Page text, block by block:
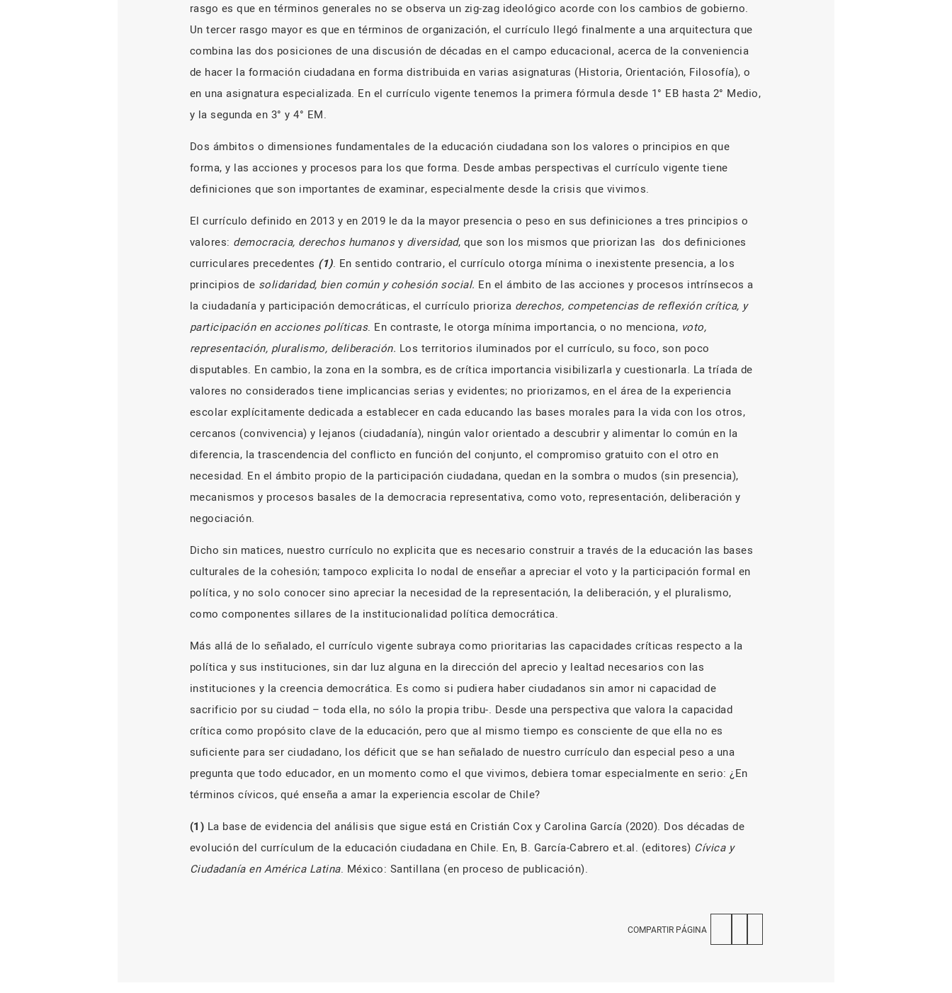
rasgo es que en términos generales no se observa un zig-zag ideológico acorde con los cambios de gobierno.
Un tercer rasgo mayor es que en términos de organización, el currículo llegó finalmente a una arquitectura que
combina las dos posiciones de una discusión de décadas en el campo educacional, acerca de la conveniencia
de hacer la formación ciudadana en forma distribuida en varias asignaturas (Historia, Orientación, Filosofía), o
en una asignatura especializada. En el currículo vigente tenemos la primera fórmula desde 1° EB hasta 2° Medio,
y la segunda en 3° y 4° EM.
Dos ámbitos o dimensiones fundamentales de la educación ciudadana son los valores o principios en que
forma, y las acciones y procesos para los que forma. Desde ambas perspectivas el currículo vigente tiene
definiciones que son importantes de examinar, especialmente desde la crisis que vivimos.
El currículo definido en 2013 y en 2019 le da la mayor presencia o peso en sus definiciones a tres principios o
valores: democracia, derechos humanosy diversidad, que son los mismos que priorizan las dos definiciones
curriculares precedentes (1). En sentido contrario, el currículo otorga mínima o inexistente presencia, a los
principios de solidaridad, bien común y cohesión social. En el ámbito de las acciones y procesos intrínsecos a
la ciudadanía y participación democráticas, el currículo prioriza derechos, competencias de reflexión crítica, y
participación en acciones políticas. En contraste, le otorga mínima importancia, o no menciona, voto,
representación, pluralismo, deliberación. Los territorios iluminados por el currículo, su foco, son poco
disputables. En cambio, la zona en la sombra, es de crítica importancia visibilizarla y cuestionarla. La tríada de
valores no considerados tiene implicancias serias y evidentes; no priorizamos, en el área de la experiencia
escolar explícitamente dedicada a establecer en cada educando las bases morales para la vida con los otros,
cercanos (convivencia) y lejanos (ciudadanía), ningún valor orientado a descubrir y alimentar lo común en la
diferencia, la trascendencia del conflicto en función del conjunto, el compromiso gratuito con el otro en
necesidad. En el ámbito propio de la participación ciudadana, quedan en la sombra o mudos (sin presencia),
mecanismos y procesos basales de la democracia representativa, como voto, representación, deliberación y
negociación.
Dicho sin matices, nuestro currículo no explicita que es necesario construir a través de la educación las bases
culturales de la cohesión; tampoco explicita lo nodal de enseñar a apreciar el voto y la participación formal en
política, y no solo conocer sino apreciar la necesidad de la representación, la deliberación, y el pluralismo,
como componentes sillares de la institucionalidad política democrática.
Más allá de lo señalado, el currículo vigente subraya como prioritarias las capacidades críticas respecto a la
política y sus instituciones, sin dar luz alguna en la dirección del aprecio y lealtad necesarios con las
instituciones y la creencia democrática. Es como si pudiera haber ciudadanos sin amor ni capacidad de
sacrificio por su ciudad – toda ella, no sólo la propia tribu-. Desde una perspectiva que valora la capacidad
crítica como propósito clave de la educación, pero que al mismo tiempo es consciente de que ella no es
suficiente para ser ciudadano, los déficit que se han señalado de nuestro currículo dan especial peso a una
pregunta que todo educador, en un momento como el que vivimos, debiera tomar especialmente en serio: ¿En
términos cívicos, qué enseña a amar la experiencia escolar de Chile?
(1) La base de evidencia del análisis que sigue está en Cristián Cox y Carolina García (2020). Dos décadas de
evolución del currículum de la educación ciudadana en Chile. En, B. García-Cabrero et.al. (editores) Cívica y
Ciudadanía en América Latina. México: Santillana (en proceso de publicación).
COMPARTIR PÁGINA